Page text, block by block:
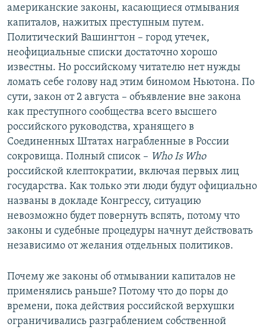
американские законы, касающиеся отмывания
капиталов, нажитых преступным путем.
Политический Вашингтон – город утечек,
неофициальные списки достаточно хорошо
известны. Но российскому читателю нет нужды
ломать себе голову над этим биномом Ньютона. По
сути, закон от 2 августа – объявление вне закона
как преступного сообщества всего высшего
российского руководства, хранящего в
Соединенных Штатах награбленные в России
сокровища. Полный список – Who Is Who
российской клептократии, включая первых лиц
государства. Как только эти люди будут официально
названы в докладе Конгрессу, ситуацию
невозможно будет повернуть вспять, потому что
законы и судебные процедуры начнут действовать
независимо от желания отдельных политиков.
Почему же законы об отмывании капиталов не
применялись раньше? Потому что до поры до
времени, пока действия российской верхушки
ограничивались разграблением собственной